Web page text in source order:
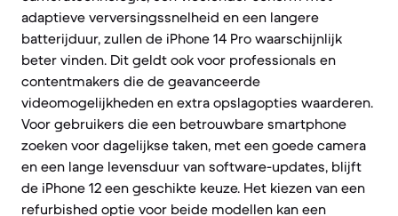
adaptieve verversingssnelheid en een langere
batterijduur, zullen de iPhone 14 Pro waarschijnlijk
beter vinden. Dit geldt ook voor professionals en
contentmakers die de geavanceerde
videomogelijkheden en extra opslagopties waarderen.
Voor gebruikers die een betrouwbare smartphone
zoeken voor dagelijkse taken, met een goede camera
en een lange levensduur van software-updates, blijft
de iPhone 12 een geschikte keuze. Het kiezen van een
refurbished optie voor beide modellen kan een